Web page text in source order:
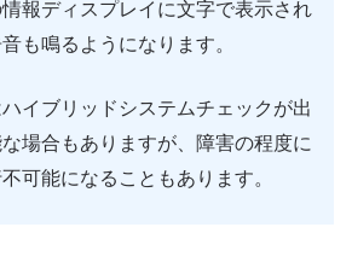
報ディスプレイに文字で表示され
も鳴るようになります。
イブリッドシステムチェックが出
場合もありますが、障害の程度に
可能になることもあります。